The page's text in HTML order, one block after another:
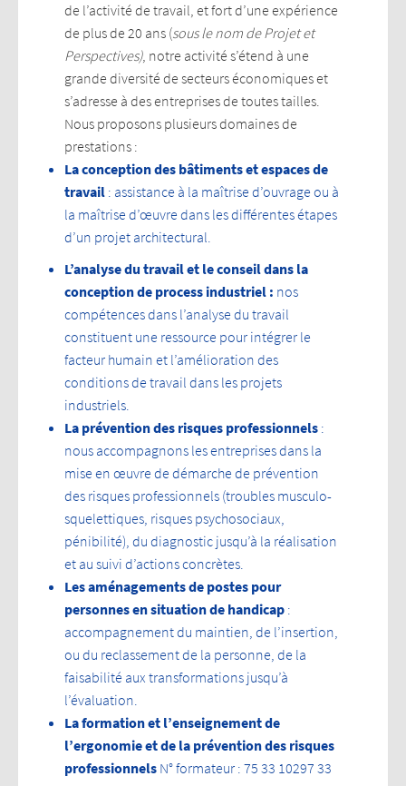
de l’activité de travail, et fort d’une expérience
de plus de 20 ans (sous le nom de Projet et
Perspectives), notre activité s’étend à une
grande diversité de secteurs économiques et
s’adresse à des entreprises de toutes tailles.
Nous proposons plusieurs domaines de
prestations :
La conception des bâtiments et espaces de
travail : assistance à la maîtrise d’ouvrage ou à
la maîtrise d’œuvre dans les différentes étapes
d’un projet architectural.
L’analyse du travail et le conseil dans la
conception de process industriel : nos
compétences dans l’analyse du travail
constituent une ressource pour intégrer le
facteur humain et l’amélioration des
conditions de travail dans les projets
industriels.
La prévention des risques professionnels :
nous accompagnons les entreprises dans la
mise en œuvre de démarche de prévention
des risques professionnels (troubles musculo-
squelettiques, risques psychosociaux,
pénibilité), du diagnostic jusqu’à la réalisation
et au suivi d’actions concrètes.
Les aménagements de postes pour
personnes en situation de handicap :
accompagnement du maintien, de l’insertion,
ou du reclassement de la personne, de la
faisabilité aux transformations jusqu’à
l’évaluation.
La formation et l’enseignement de
l’ergonomie et de la prévention des risques
professionnels N° formateur : 75 33 10297 33